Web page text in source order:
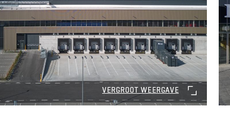
VERGROOT WEERGAVE